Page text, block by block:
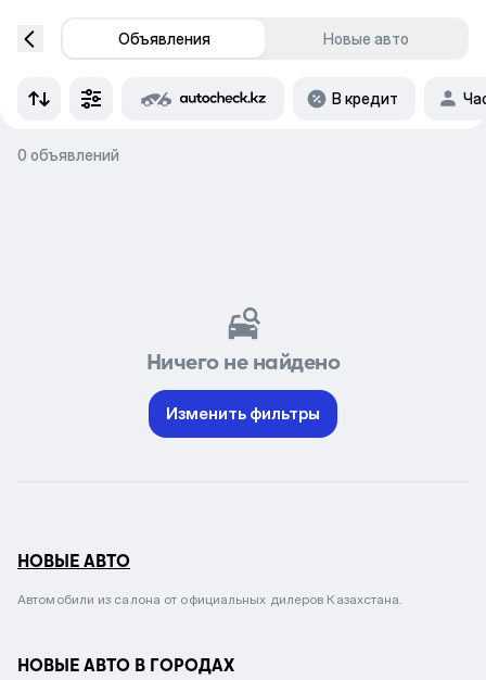
Объявления Новые авто
В кредит
0 объявлений
Ничего не найдено
Изменить фильтры
НОВЫЕ АВТО
Автомобили из салона от официальных дилеров Казахстана.
НОВЫЕ АВТО В ГОРОДАХ